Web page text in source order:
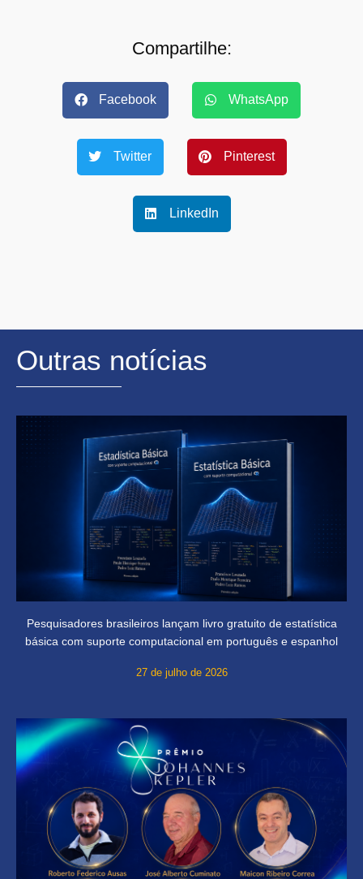
Compartilhe:
Facebook WhatsApp
Twitter Pinterest
LinkedIn
Outras notícias
Pesquisadores brasileiros lançam livro gratuito de estatística
básica com suporte computacional em português e espanhol
27 de julho de 2026